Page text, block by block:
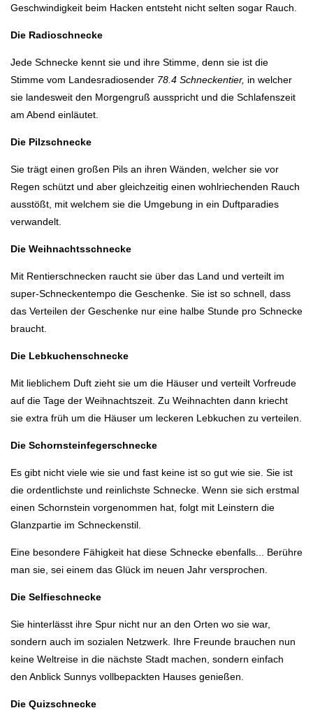
Geschwindigkeit beim Hacken entsteht nicht selten sogar Rauch.
Die Radioschnecke
Jede Schnecke kennt sie und ihre Stimme, denn sie ist die
Stimme vom Landesradiosender 78.4 Schneckentier, in welcher
sie landesweit den Morgengruß ausspricht und die Schlafenszeit
am Abend einläutet.
Die Pilzschnecke
Sie trägt einen großen Pils an ihren Wänden, welcher sie vor
Regen schützt und aber gleichzeitig einen wohlriechenden Rauch
ausstößt, mit welchem sie die Umgebung in ein Duftparadies
verwandelt.
Die Weihnachtsschnecke
Mit Rentierschnecken raucht sie über das Land und verteilt im
super-Schneckentempo die Geschenke. Sie ist so schnell, dass
das Verteilen der Geschenke nur eine halbe Stunde pro Schnecke
braucht.
Die Lebkuchenschnecke
Mit lieblichem Duft zieht sie um die Häuser und verteilt Vorfreude
auf die Tage der Weihnachtszeit. Zu Weihnachten dann kriecht
sie extra früh um die Häuser um leckeren Lebkuchen zu verteilen.
Die Schornsteinfegerschnecke
Es gibt nicht viele wie sie und fast keine ist so gut wie sie. Sie ist
die ordentlichste und reinlichste Schnecke. Wenn sie sich erstmal
einen Schornstein vorgenommen hat, folgt mit Leinstern die
Glanzpartie im Schneckenstil.
Eine besondere Fähigkeit hat diese Schnecke ebenfalls... Berühre
man sie, sei einem das Glück im neuen Jahr versprochen.
Die Selfieschnecke
Sie hinterlässt ihre Spur nicht nur an den Orten wo sie war,
sondern auch im sozialen Netzwerk. Ihre Freunde brauchen nun
keine Weltreise in die nächste Stadt machen, sondern einfach
den Anblick Sunnys vollbepackten Hauses genießen.
Die Quizschnecke